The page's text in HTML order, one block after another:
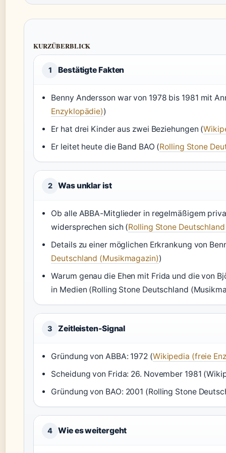
KURZÜBERBLICK
1 Bestätigte Fakten
Benny Andersson war von 1978 bis 1981 mit
Enzyklopädie))
Er hat drei Kinder aus zwei Beziehungen (
Er leitet heute die Band BAO (Rolling Stone
2 Was unklar ist
Ob alle ABBA-Mitglieder in regelmäßigem
widersprechen sich (Rolling Stone
Details zu einer möglichen Erkrankung von
Deutschland (Musikmagazin))
Warum genau die Ehen mit Frida und die von
in Medien (Rolling Stone Deutschland
3 Zeitleisten-Signal
Gründung von ABBA: 1972 (Wikipedia (freie
Scheidung von Frida: 26. November 1981
Gründung von BAO: 2001 (Rolling Stone
4 Wie es weitergeht